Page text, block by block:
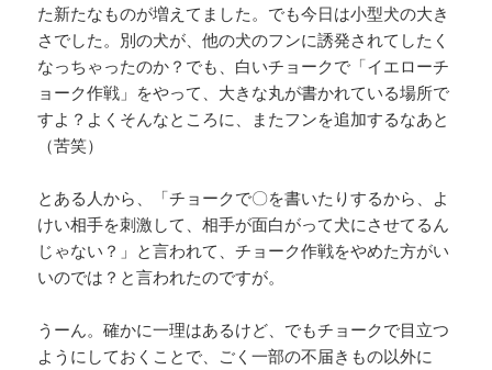
た新たなものが増えてました。でも今日は小型犬の大き
さでした。別の犬が、他の犬のフンに誘発されてしたく
なっちゃったのか？でも、白いチョークで「イエローチ
ョーク作戦」をやって、大きな丸が書かれている場所で
すよ？よくそんなところに、またフンを追加するなあと
（苦笑）
とある人から、「チョークで〇を書いたりするから、よ
けい相手を刺激して、相手が面白がって犬にさせてるん
じゃない？」と言われて、チョーク作戦をやめた方がい
いのでは？と言われたのですが。
うーん。確かに一理はあるけど、でもチョークで目立つ
ようにしておくことで、ごく一部の不届きもの以外に